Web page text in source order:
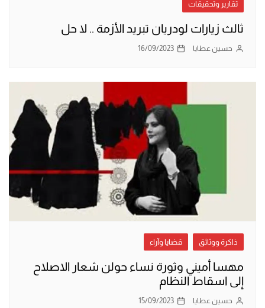
تقارير وتحقيقات
ثالث زيارات لودريان تبريد الأزمة .. لا حل
حسين عطايا 16/09/2023
ذاكرة ووثائق قضايا وآراء
مهسا أميني وثورة نساء حولن شعار الاصلاح
إلى اسقاط النظام
حسين عطايا 15/09/2023